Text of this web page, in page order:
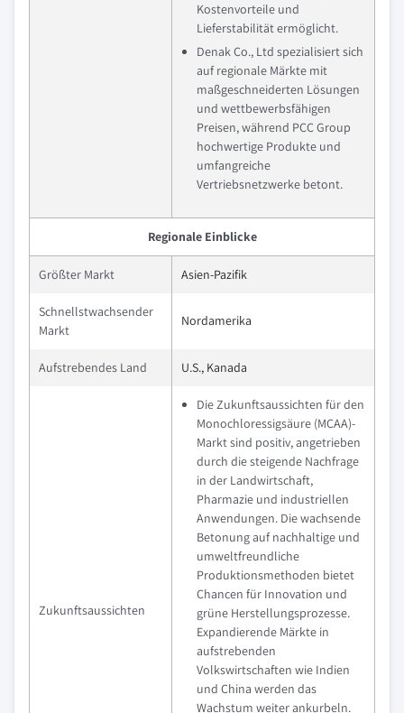
Kostenvorteile und
Lieferstabilität ermöglicht.
Denak Co., Ltd spezialisiert sich
auf regionale Märkte mit
maßgeschneiderten Lösungen
und wettbewerbsfähigen
Preisen, während PCC Group
hochwertige Produkte und
umfangreiche
Vertriebsnetzwerke betont.
Regionale Einblicke
Größter Markt Asien-Pazifik
Schnellstwachsender
Markt
Nordamerika
Aufstrebendes Land U.S., Kanada
Zukunftsaussichten
Die Zukunftsaussichten für den
Monochloressigsäure (MCAA)-
Markt sind positiv, angetrieben
durch die steigende Nachfrage
in der Landwirtschaft,
Pharmazie und industriellen
Anwendungen. Die wachsende
Betonung auf nachhaltige und
umweltfreundliche
Produktionsmethoden bietet
Chancen für Innovation und
grüne Herstellungsprozesse.
Expandierende Märkte in
aufstrebenden
Volkswirtschaften wie Indien
und China werden das
Wachstum weiter ankurbeln.